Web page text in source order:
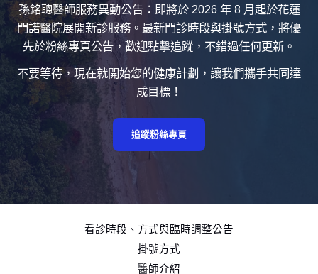
孫銘聰醫師服務異動公告：即將於 2026 年 8 月起於花蓮
門諾醫院展開新診服務。最新門診時段與掛號方式，將優
先於粉絲專頁公告，歡迎點擊追蹤，不錯過任何更新。
不要等待，現在就開始您的健康計劃，讓我們攜手共同達
成目標！
追蹤粉絲專頁
看診時段、方式與臨時調整公告
掛號方式
醫師介紹